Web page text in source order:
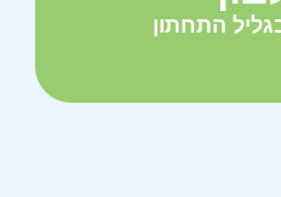
התחתון